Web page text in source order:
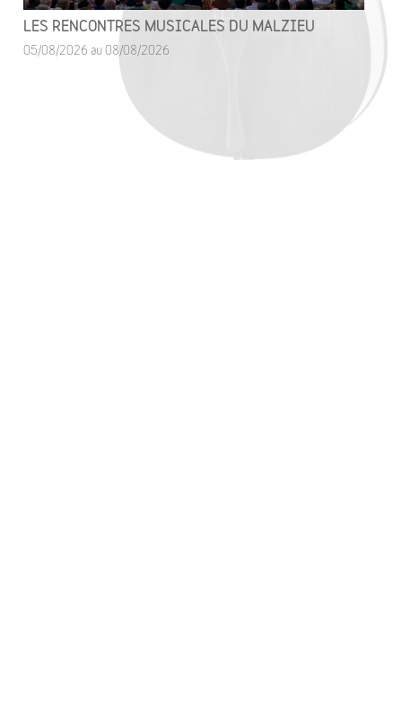
LES RENCONTRES MUSICALES DU MALZIEU
05/08/2026 au 08/08/2026